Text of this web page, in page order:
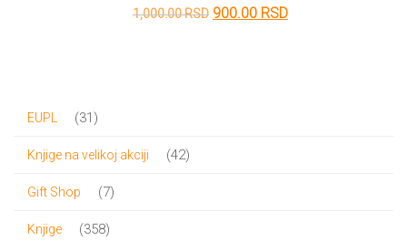
1,000.00RSD Originalna
900.00 RSDTrenutna
EUPL 3131
Knjige na velikoj akciji 4242
Gift Shop 77
Knjige 358358